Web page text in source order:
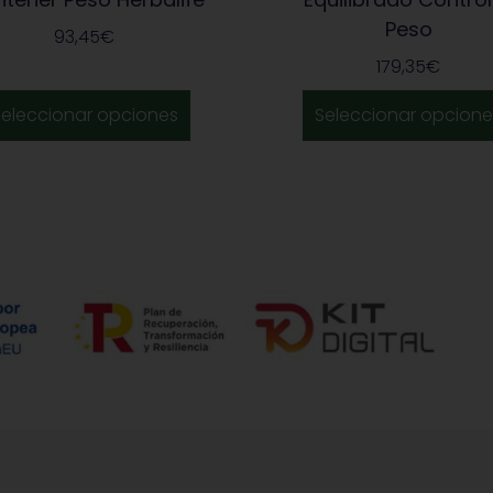
93,45€
opciones
Peso
179,35€
Seleccionar